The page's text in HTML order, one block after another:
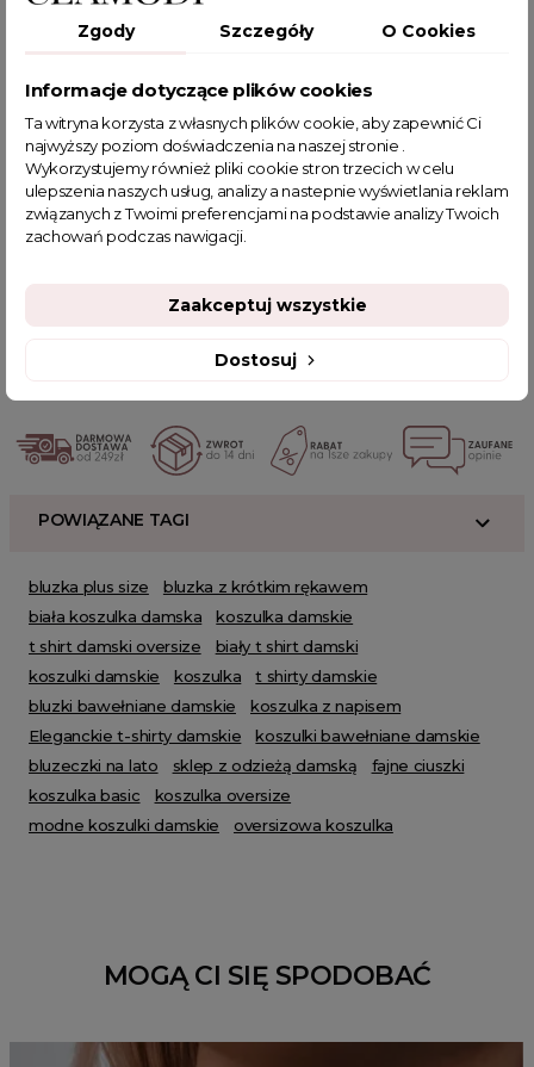
T-shirt damski Hey Darling - Kategorie
T-shirt damski z cyrkoniami Hey Darling biały - Cechy
produktu
dekolt w serek, zdobiony cyrkoniami
Powiązane kategorie:
Bluzki z nadrukiem Polecane produkty
POWIĄZANE TAGI
bluzka plus size
bluzka z krótkim rękawem
biała koszulka damska
koszulka damskie
t shirt damski oversize
biały t shirt damski
koszulki damskie
koszulka
t shirty damskie
bluzki bawełniane damskie
koszulka z napisem
Eleganckie t-shirty damskie
koszulki bawełniane damskie
bluzeczki na lato
sklep z odzieżą damską
fajne ciuszki
koszulka basic
koszulka oversize
modne koszulki damskie
oversizowa koszulka
MOGĄ CI SIĘ SPODOBAĆ
Zgody Szczegóły O Cookies
Informacje dotyczące plików cookies
Ta witryna korzysta z własnych plików cookie, aby zapewnić Ci
najwyższy poziom doświadczenia na naszej stronie .
Wykorzystujemy również pliki cookie stron trzecich w celu
ulepszenia naszych usług, analizy a nastepnie wyświetlania reklam
związanych z Twoimi preferencjami na podstawie analizy Twoich
zachowań podczas nawigacji.
Dostosuj
Zaakceptuj wszystkie